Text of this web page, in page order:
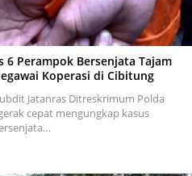
6 Perampok Bersenjata Tajam
Koperasi di Cibitung
Jatanras Ditreskrimum Polda
cepat mengungkap kasus